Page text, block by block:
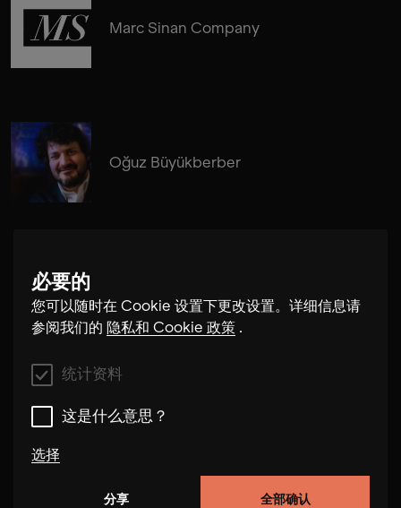
必要的
您可以随时在 Cookie 设置下更改设置。详细信息请
参阅我们的 隐私和 Cookie 政策 .
统计资料
这是什么意思？
选择
分享 全部确认
Marc Sinan Company
Oğuz Büyükberber
Daniel Eichholz